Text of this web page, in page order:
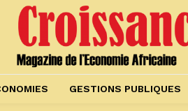
GESTIONS PUBLIQUES